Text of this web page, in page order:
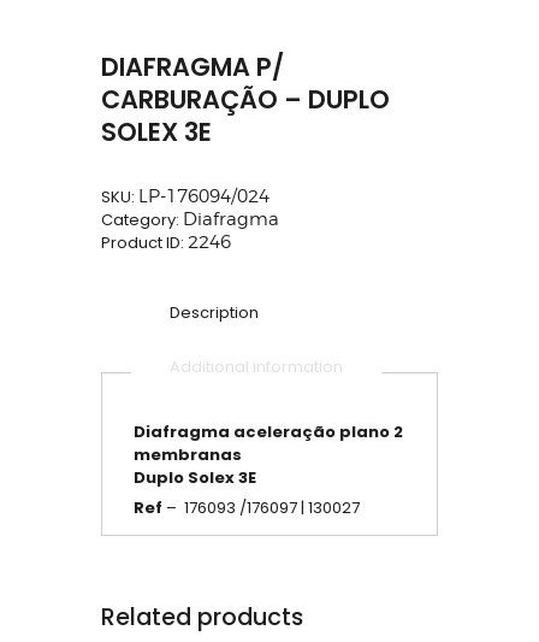
DIAFRAGMA P/
CARBURAÇÃO – DUPLO
SOLEX 3E
SKU: LP-176094/024
Category: Diafragma
Product ID: 2246
Description
Additional information
Diafragma aceleração plano 2
membranas
Duplo Solex 3E
Ref – 176093 /176097 | 130027
Related products